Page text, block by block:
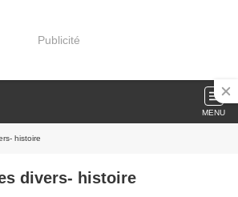
Publicité
MENU
histoire
divers- histoire